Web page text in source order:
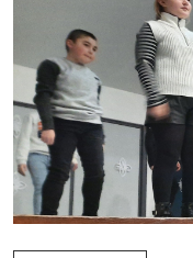
Le bulletin municipal
Toutes les
Le village dans
Communauté de
Autres groupements